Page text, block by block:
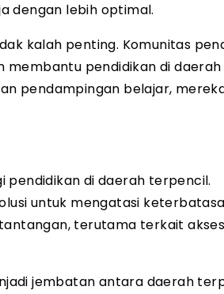
dengan lebih optimal.
kalah penting. Komunitas
membantu pendidikan di daerah
pendampingan belajar,
pendidikan di daerah terpencil.
untuk mengatasi
terutama terkait
jembatan antara daerah